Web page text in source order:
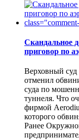
Скандальное
приговор по
Верховный суд
отменил
суда по
туннеля. Что
фирмой
которого
Ранее